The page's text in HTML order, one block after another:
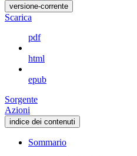
versione-corrente
Scarica
pdf
html
epub
Sorgente
Azioni
indice dei contenuti
Sommario